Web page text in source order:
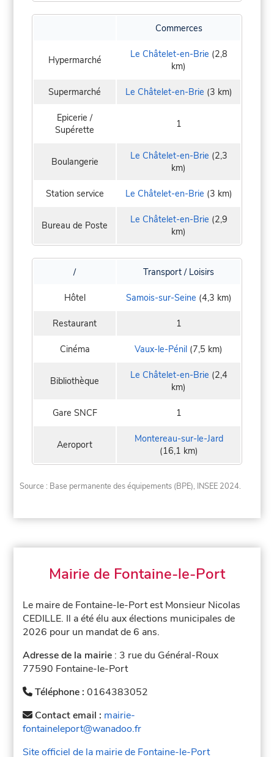
Commerces
Hypermarché Le Châtelet-en-Brie (2,8
km)
Supermarché Le Châtelet-en-Brie (3 km)
Epicerie /
Supérette
1
Boulangerie Le Châtelet-en-Brie (2,3
km)
Station service Le Châtelet-en-Brie (3 km)
Bureau de Poste Le Châtelet-en-Brie (2,9
km)
/ Transport / Loisirs
Hôtel Samois-sur-Seine (4,3 km)
Restaurant 1
Cinéma Vaux-le-Pénil (7,5 km)
Bibliothèque Le Châtelet-en-Brie (2,4
km)
Gare SNCF 1
Aeroport
Montereau-sur-le-Jard
(16,1 km)
Source : Base permanente des équipements (BPE), INSEE 2024.
Mairie de Fontaine-le-Port
Le maire de Fontaine-le-Port est Monsieur Nicolas
CEDILLE. Il a été élu aux élections municipales de
2026 pour un mandat de 6 ans.
Adresse de la mairie : 3 rue du Général-Roux
77590 Fontaine-le-Port
Téléphone :0164383052
Contact email : mairie-
fontaineleport@wanadoo.fr
Site officiel de la mairie de Fontaine-le-Port